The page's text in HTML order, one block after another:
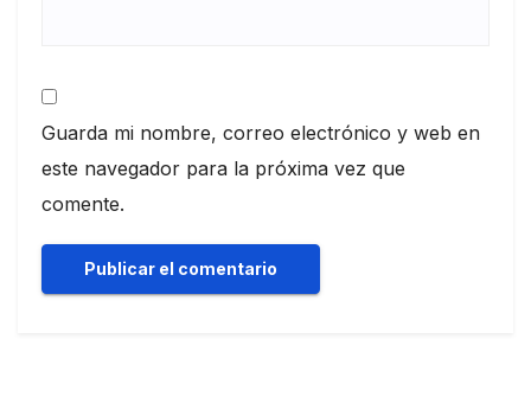
Guarda mi nombre, correo electrónico y web en
este navegador para la próxima vez que
comente.